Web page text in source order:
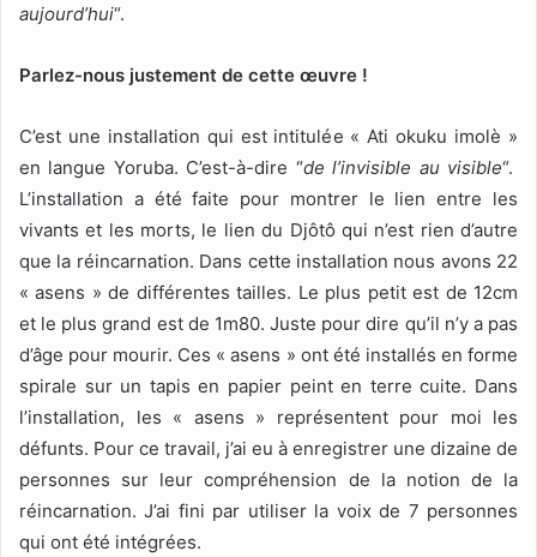
aujourd’hui“.
Parlez-nous justement de cette œuvre !
C’est une installation qui est intitulée « Ati okuku imolè »
en langue Yoruba. C’est-à-dire “de l’invisible au visible“.
L’installation a été faite pour montrer le lien entre les
vivants et les morts, le lien du Djôtô qui n’est rien d’autre
que la réincarnation. Dans cette installation nous avons 22
« asens » de différentes tailles. Le plus petit est de 12cm
et le plus grand est de 1m80. Juste pour dire qu’il n’y a pas
d’âge pour mourir. Ces « asens » ont été installés en forme
spirale sur un tapis en papier peint en terre cuite. Dans
l’installation, les « asens » représentent pour moi les
défunts. Pour ce travail, j’ai eu à enregistrer une dizaine de
personnes sur leur compréhension de la notion de la
réincarnation. J’ai fini par utiliser la voix de 7 personnes
qui ont été intégrées.